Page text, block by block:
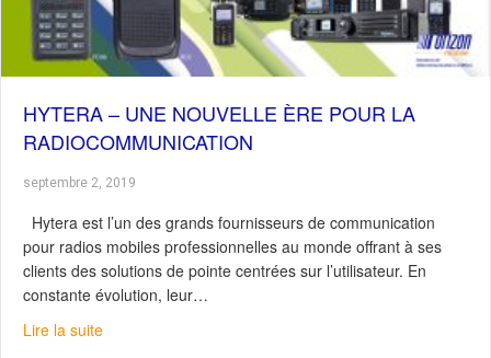
HYTERA – UNE NOUVELLE ÈRE POUR LA
RADIOCOMMUNICATION
septembre 2, 2019
Hytera est l’un des grands fournisseurs de communication
pour radios mobiles professionnelles au monde offrant à ses
clients des solutions de pointe centrées sur l’utilisateur. En
constante évolution, leur…
Lire la suiteabout Hytera – Une nouvelle ère pour la